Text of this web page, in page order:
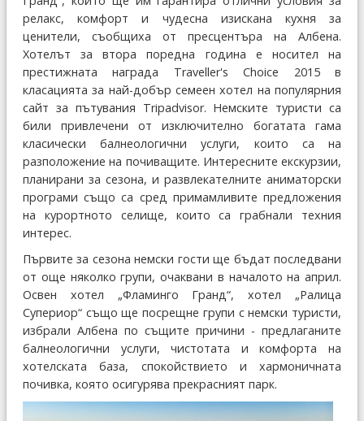
релакс, комфорт и чудесна изискана кухня за
ценители, съобщиха от пресцентъра на Албена.
Хотелът за втора поредна година e носител на
престижната награда Traveller's Choice 2015 в
класацията за най-добър семеен хотел на популярния
сайт за пътувания Tripadvisor. Немските туристи са
били привлечени от изключително богатата гама
класически балнеологични услуги, които са на
разположение на почиващите. Интересните екскурзии,
планирани за сезона, и развлекателните аниматорски
програми също са сред примамливите предложения
на курортното селище, които са грабнали техния
интерес.
Първите за сезона немски гости ще бъдат последвани
от още няколко групи, очаквани в началото на април.
Освен хотел „Фламинго Гранд“, хотел „Ралица
Супериор“ също ще посрещне групи с немски туристи,
избрали Албена по същите причини - предлаганите
балнеологични услуги, чистотата и комфорта на
хотелската база, спокойствието и хармоничната
почивка, която осигурява прекрасният парк.